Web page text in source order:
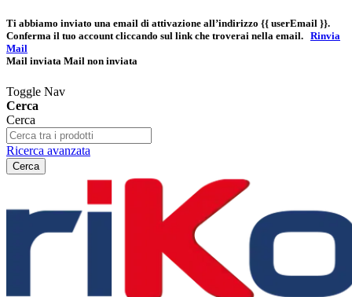
Ti abbiamo inviato una email di attivazione all’indirizzo {{ userEmail }}.
Conferma il tuo account cliccando sul link che troverai nella email. Rinvia
Mail
Mail inviata Mail non inviata
Toggle Nav
Cerca
Cerca
Ricerca avanzata
Cerca